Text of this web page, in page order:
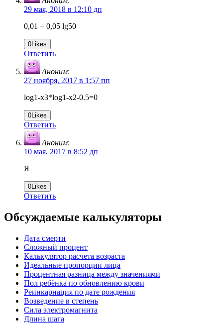
29 мая, 2018 в 12:10 дп
0,01 + 0,05 lg50
0Likes
Ответить
Аноним:
27 ноября, 2017 в 1:57 пп
log1-x3*log1-x2-0.5=0
0Likes
Ответить
Аноним:
10 мая, 2017 в 8:52 дп
Я
0Likes
Ответить
Обсуждаемые калькуляторы
Дата смерти
Сложный процент
Калькулятор расчета возраста
Идеальные пропорции лица
Процентная разница между значениями
Пол ребёнка по обновлению крови
Реинкарнация по дате рождения
Возведение в степень
Сила электромагнита
Длина шага